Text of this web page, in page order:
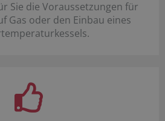
Sie die Voraussetzungen für
Gas oder den Einbau eines